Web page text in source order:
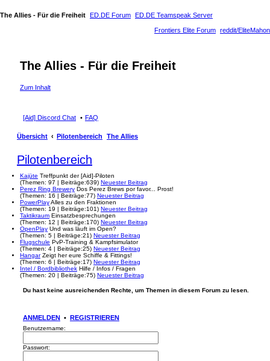
The Allies - Für die Freiheit ED.DE Forum ED.DE Teamspeak Server
reddit/EliteMahon
Frontiers Elite Forum
The Allies - Für die Freiheit
Zum Inhalt
[Aid] Discord Chat FAQ
Übersicht Pilotenbereich The Allies
Pilotenbereich
Kajüte Treffpunkt der [Aid]-Piloten
(Themen: 97 | Beiträge:639) Neuester Beitrag
Perez Ring Brewery Dos Perez Brews por favor... Prost!
(Themen: 16 | Beiträge:77) Neuester Beitrag
PowerPlayAlles zu den Fraktionen
(Themen: 19 | Beiträge:101) Neuester Beitrag
Taktikraum Einsatzbesprechungen
(Themen: 12 | Beiträge:170) Neuester Beitrag
OpenPlay Und was läuft im Open?
(Themen: 5 | Beiträge:21) Neuester Beitrag
Flugschule PvP-Training & Kampfsimulator
(Themen: 4 | Beiträge:25) Neuester Beitrag
Hangar Zeigt her eure Schiffe & Fittings!
(Themen: 6 | Beiträge:17) Neuester Beitrag
Intel / Bordbibliothek Hilfe / Infos / Fragen
(Themen: 20 | Beiträge:75) Neuester Beitrag
Du hast keine ausreichenden Rechte, um Themen in diesem Forum zu lesen.
ANMELDEN • REGISTRIEREN
Benutzername:
Passwort: